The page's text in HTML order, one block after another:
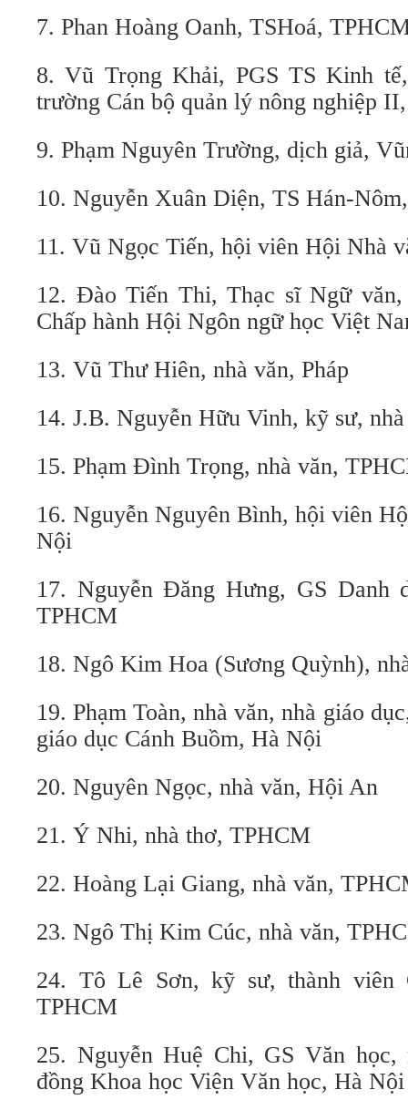
7. Phan Hoàng Oanh, TSHoá,
8. Vũ Trọng Khải, PGS TS Kinh
trường Cán bộ quản lý nông nghiệp
9. Phạm Nguyên Trường, dịch giả,
10. Nguyễn Xuân Diện, TS Hán-
11. Vũ Ngọc Tiến, hội viên Hội Nhà
12. Đào Tiến Thi, Thạc sĩ Ngữ
Chấp hành Hội Ngôn ngữ học Việt
13. Vũ Thư Hiên, nhà văn, Pháp
14. J.B. Nguyễn Hữu Vinh, kỹ sư,
15. Phạm Đình Trọng, nhà văn,
16. Nguyễn Nguyên Bình, hội viên
Nội
17. Nguyễn Đăng Hưng, GS
TPHCM
18. Ngô Kim Hoa (Sương Quỳnh),
19. Phạm Toàn, nhà văn, nhà giáo
giáo dục Cánh Buồm, Hà Nội
20. Nguyên Ngọc, nhà văn, Hội An
21. Ý Nhi, nhà thơ, TPHCM
22. Hoàng Lại Giang, nhà văn,
23. Ngô Thị Kim Cúc, nhà văn,
24. Tô Lê Sơn, kỹ sư, thành
TPHCM
25. Nguyễn Huệ Chi, GS Văn
đồng Khoa học Viện Văn học, Hà Nội